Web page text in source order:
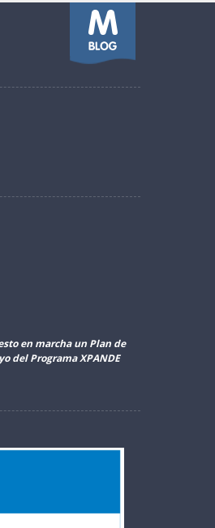
en marcha un Plan de
del Programa XPANDE